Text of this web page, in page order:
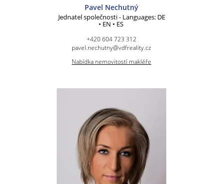
Pavel Nechutný
Jednatel společnosti - Languages: DE
• EN • ES
+420 604 723 312
pavel.nechutny@vdfreality.cz
Nabídka nemovitostí makléře